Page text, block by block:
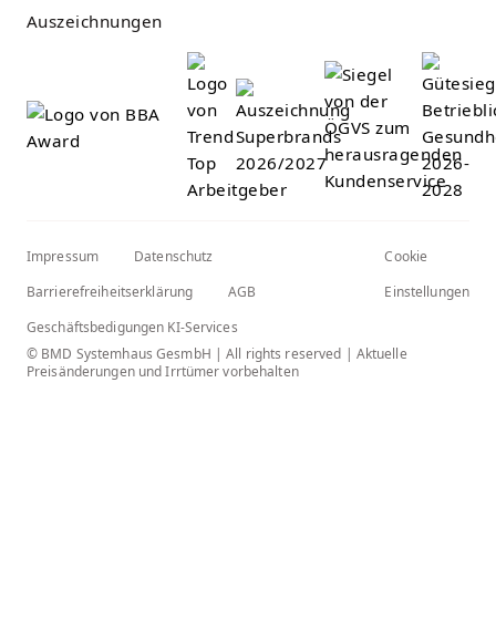
Auszeichnungen
Impressum
Datenschutz
Barrierefreiheitserklärung
AGB
Geschäftsbedigungen KI-Services
Cookie
Einstellungen
© BMD Systemhaus GesmbH | All rights reserved | Aktuelle
Preisänderungen und Irrtümer vorbehalten